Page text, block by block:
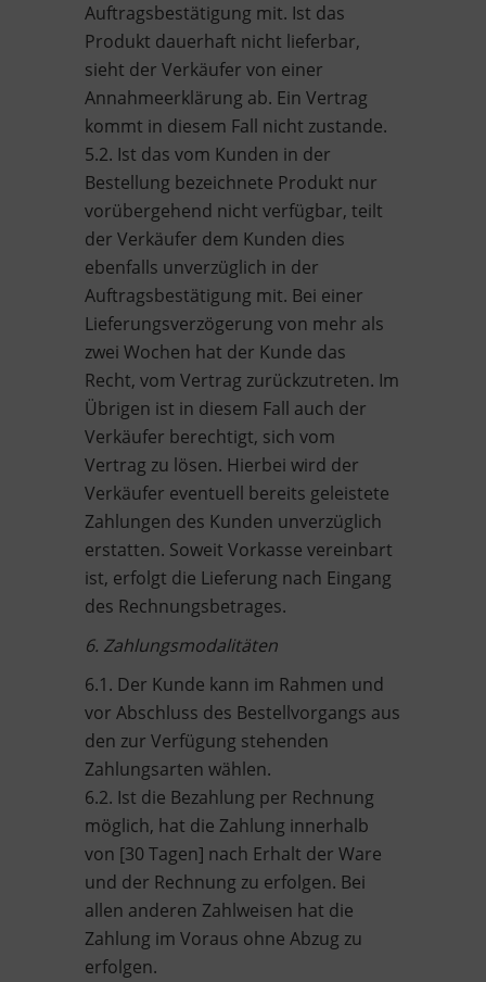
Auftragsbestätigung mit. Ist das
Produkt dauerhaft nicht lieferbar,
sieht der Verkäufer von einer
Annahmeerklärung ab. Ein Vertrag
kommt in diesem Fall nicht zustande.
5.2. Ist das vom Kunden in der
Bestellung bezeichnete Produkt nur
vorübergehend nicht verfügbar, teilt
der Verkäufer dem Kunden dies
ebenfalls unverzüglich in der
Auftragsbestätigung mit. Bei einer
Lieferungsverzögerung von mehr als
zwei Wochen hat der Kunde das
Recht, vom Vertrag zurückzutreten. Im
Übrigen ist in diesem Fall auch der
Verkäufer berechtigt, sich vom
Vertrag zu lösen. Hierbei wird der
Verkäufer eventuell bereits geleistete
Zahlungen des Kunden unverzüglich
erstatten. Soweit Vorkasse vereinbart
ist, erfolgt die Lieferung nach Eingang
des Rechnungsbetrages.
6. Zahlungsmodalitäten
6.1. Der Kunde kann im Rahmen und
vor Abschluss des Bestellvorgangs aus
den zur Verfügung stehenden
Zahlungsarten wählen.
6.2. Ist die Bezahlung per Rechnung
möglich, hat die Zahlung innerhalb
von [30 Tagen] nach Erhalt der Ware
und der Rechnung zu erfolgen. Bei
allen anderen Zahlweisen hat die
Zahlung im Voraus ohne Abzug zu
erfolgen.